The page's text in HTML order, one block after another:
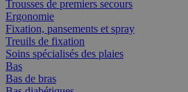
Trousses de premiers secours
Ergonomie
Fixation, pansements et spray
Treuils de fixation
Soins spécialisés des plaies
Bas
Bas de bras